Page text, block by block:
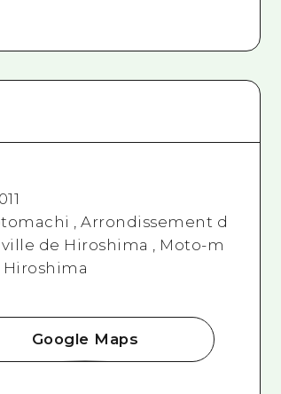
, Arrondissement d
ville de Hiroshima , Moto-m
Google Maps